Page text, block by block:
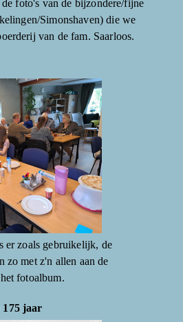
foto's van de bijzondere/fijne
Simonshaven) die we
van de fam. Saarloos.
er zoals gebruikelijk, de
zo met z'n allen aan de
fotoalbum.
jaar